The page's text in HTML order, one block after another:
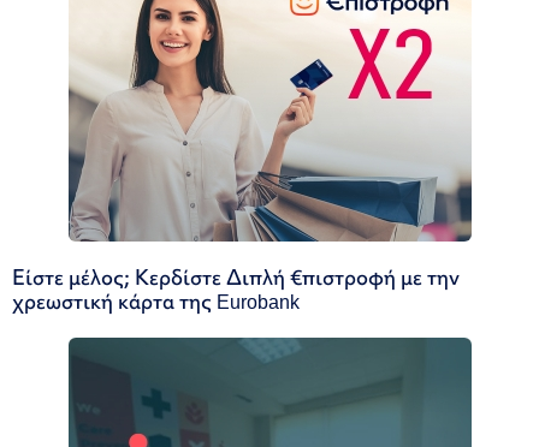
Είστε μέλος; Κερδίστε Διπλή €πιστροφή με την
χρεωστική κάρτα της Eurobank